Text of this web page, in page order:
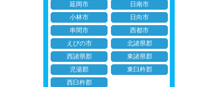
延岡市
日南市
小林市
日向市
串間市
西都市
えびの市
北諸県郡
西諸県郡
東諸県郡
児湯郡
東臼杵郡
西臼杵郡